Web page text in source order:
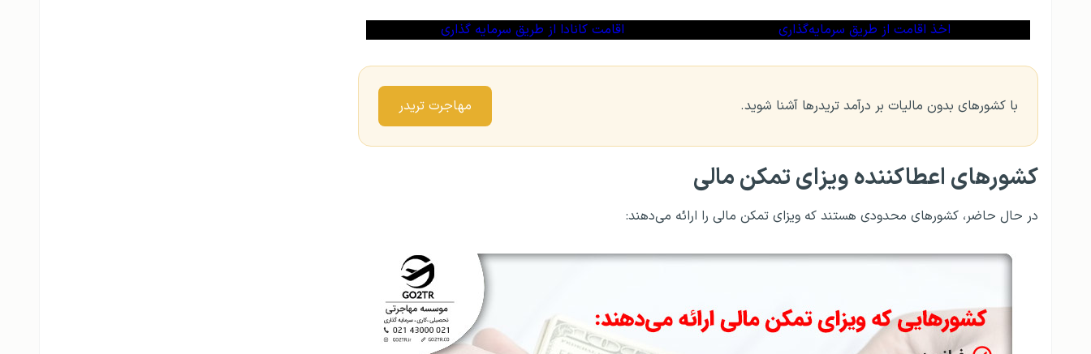
اخذ اقامت از طریق سرمایه‌گذاری اقامت کانادا از طریق سرمایه گذاری
با کشورهای بدون مالیات بر درآمد تریدرها آشنا شوید. مهاجرت تریدر
کشورهای اعطاکننده ویزای تمکن مالی
در حال حاضر، کشورهای محدودی هستند که ویزای تمکن مالی را ارائه می‌دهند: